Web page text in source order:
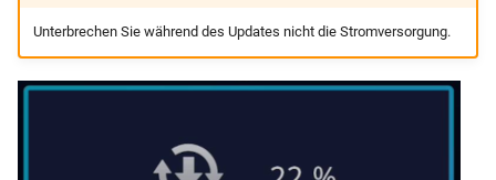
Unterbrechen Sie während des Updates nicht die Stromversorgung.